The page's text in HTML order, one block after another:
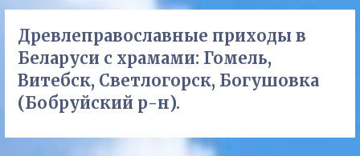
Древлеправославные приходы в
Беларуси с храмами: Гомель,
Витебск, Светлогорск, Богушовка
(Бобруйский р-н).